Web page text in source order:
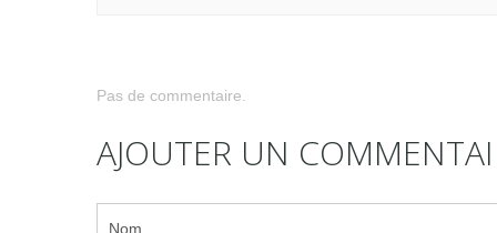
Pas de commentaire.
AJOUTER UN